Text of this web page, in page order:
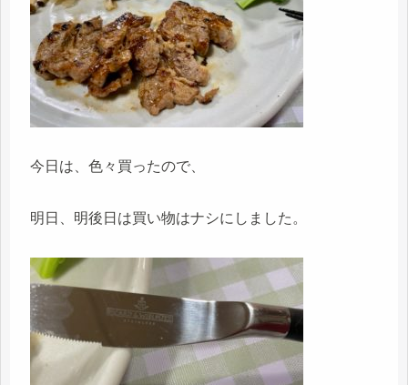
今日は、色々買ったので、
明日、明後日は買い物はナシにしました。